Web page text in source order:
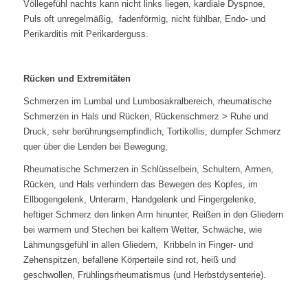
Völlegefühl nachts kann nicht links liegen, kardiale Dyspnoe,
Puls oft unregelmäßig, fadenförmig, nicht fühlbar, Endo- und
Perikarditis mit Perikarderguss.
Rücken und Extremitäten
Schmerzen im Lumbal und Lumbosakralbereich, rheumatische
Schmerzen in Hals und Rücken, Rückenschmerz > Ruhe und
Druck, sehr berührungsempfindlich, Tortikollis, dumpfer Schmerz
quer über die Lenden bei Bewegung,
Rheumatische Schmerzen in Schlüsselbein, Schultern, Armen,
Rücken, und Hals verhindern das Bewegen des Kopfes, im
Ellbogengelenk, Unterarm, Handgelenk und Fingergelenke,
heftiger Schmerz den linken Arm hinunter, Reißen in den Gliedern
bei warmem und Stechen bei kaltem Wetter, Schwäche, wie
Lähmungsgefühl in allen Gliedern, Kribbeln in Finger- und
Zehenspitzen, befallene Körperteile sind rot, heiß und
geschwollen, Frühlingsrheumatismus (und Herbstdysenterie).